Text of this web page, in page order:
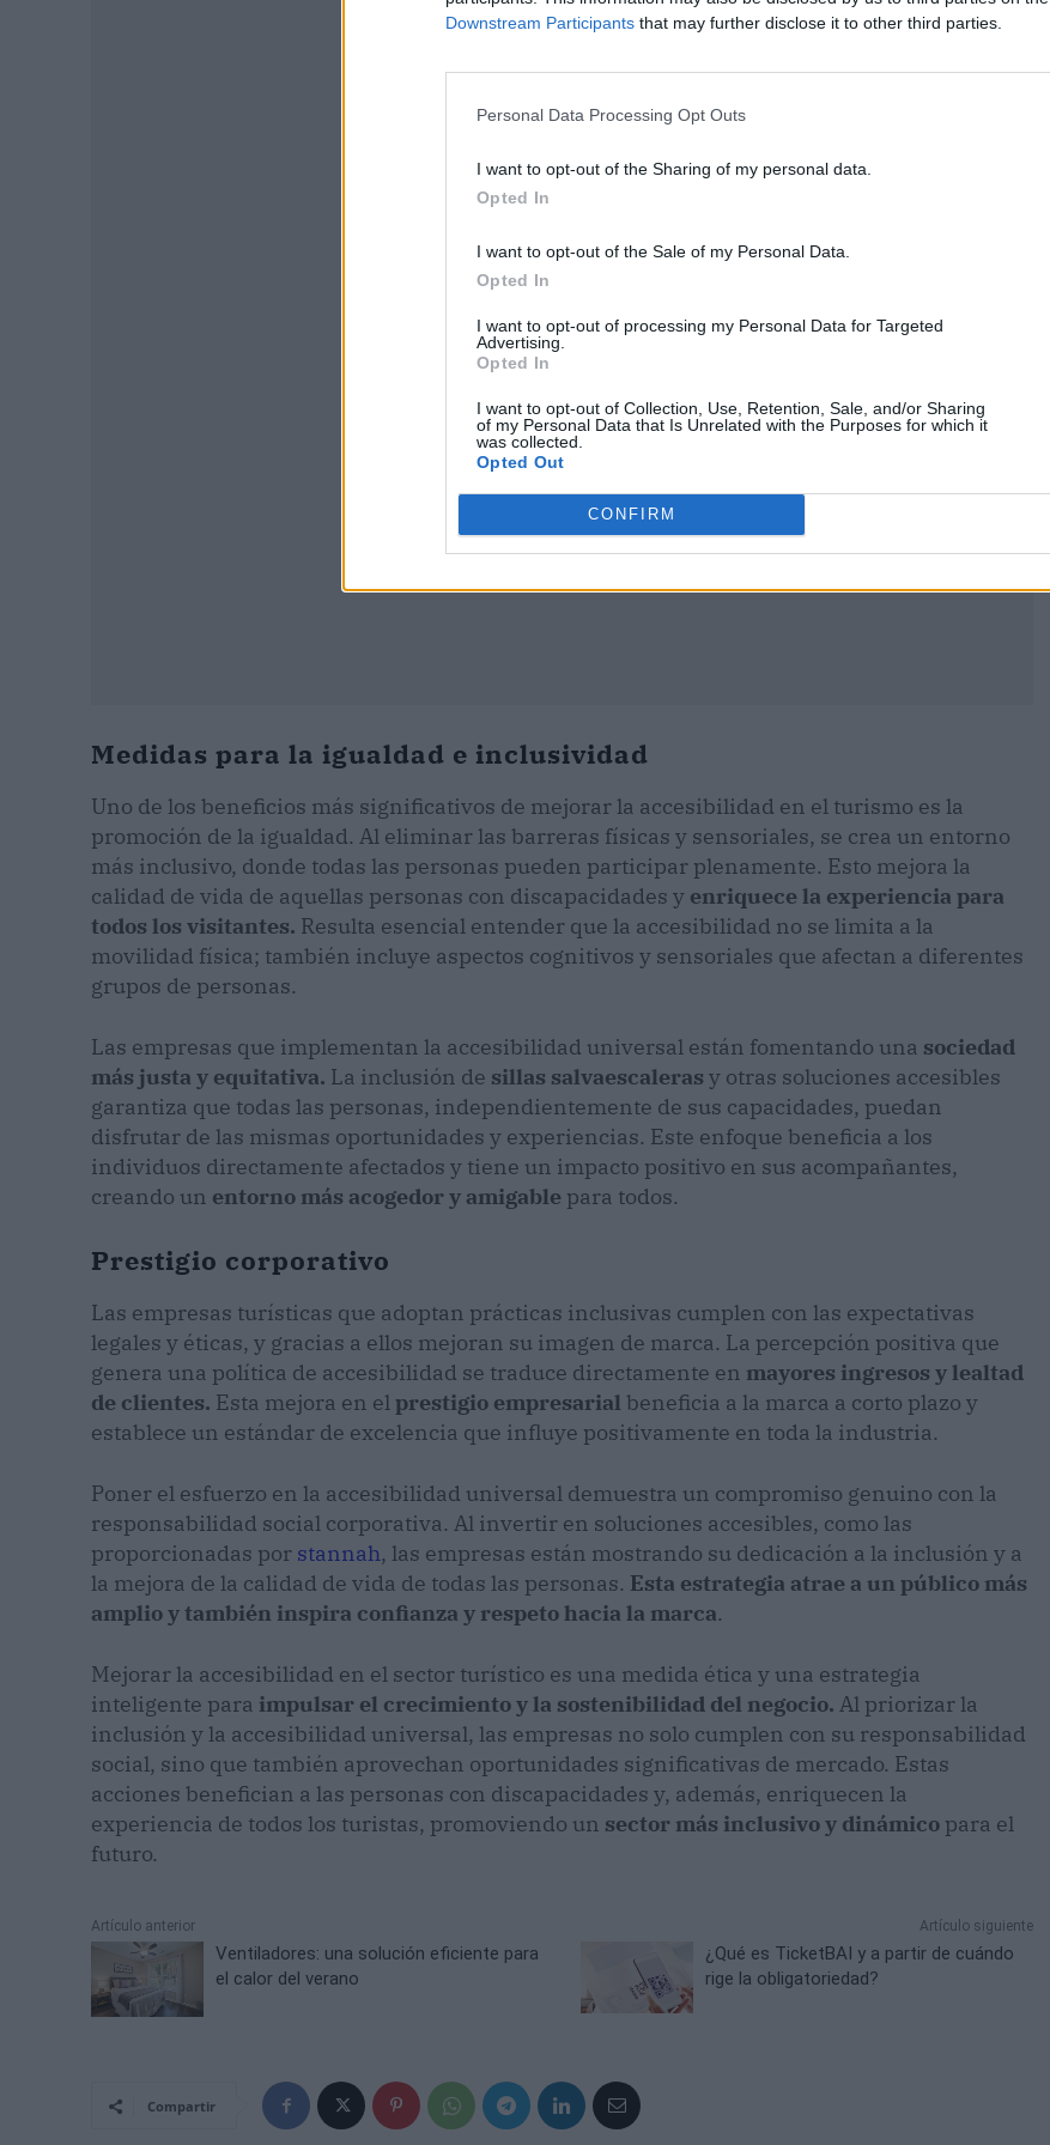
Downstream Participants that may further disclose it to other third parties.
Personal Data Processing Opt Outs
I want to opt-out of the Sharing of my personal data.
Opted In
I want to opt-out of the Sale of my Personal Data.
Opted In
I want to opt-out of processing my Personal Data for Targeted
Advertising.
Opted In
I want to opt-out of Collection, Use, Retention, Sale, and/or Sharing
of my Personal Data that Is Unrelated with the Purposes for which it
was collected.
Opted Out
CONFIRM
Publicidad
Medidas para la igualdad e inclusividad
Uno de los beneficios más significativos de mejorar la accesibilidad en el turismo es la
promoción de la igualdad. Al eliminar las barreras físicas y sensoriales, se crea un entorno
más inclusivo, donde todas las personas pueden participar plenamente. Esto mejora la
calidad de vida de aquellas personas con discapacidades y enriquece la experiencia para
todos los visitantes. Resulta esencial entender que la accesibilidad no se limita a la
movilidad física; también incluye aspectos cognitivos y sensoriales que afectan a diferentes
grupos de personas.
Las empresas que implementan la accesibilidad universal están fomentando una sociedad
más justa y equitativa. La inclusión de sillas salvaescaleras y otras soluciones accesibles
garantiza que todas las personas, independientemente de sus capacidades, puedan
disfrutar de las mismas oportunidades y experiencias. Este enfoque beneficia a los
individuos directamente afectados y tiene un impacto positivo en sus acompañantes,
creando un entorno más acogedor y amigable para todos.
Prestigio corporativo
Las empresas turísticas que adoptan prácticas inclusivas cumplen con las expectativas
legales y éticas, y gracias a ellos mejoran su imagen de marca. La percepción positiva que
genera una política de accesibilidad se traduce directamente en mayores ingresos y lealtad
de clientes. Esta mejora en elprestigio empresarial beneficia a la marca a corto plazo y
establece un estándar de excelencia que influye positivamente en toda la industria.
Poner el esfuerzo en la accesibilidad universal demuestra un compromiso genuino con la
responsabilidad social corporativa. Al invertir en soluciones accesibles, como las
proporcionadas por stannah, las empresas están mostrando su dedicación a la inclusión y a
la mejora de la calidad de vida de todas las personas. Esta estrategia atrae a un público más
amplio y también inspira confianza y respeto hacia la marca.
Mejorar la accesibilidad en el sector turístico es una medida ética y una estrategia
inteligente para impulsar el crecimiento y la sostenibilidad del negocio. Al priorizar la
inclusión y la accesibilidad universal, las empresas no solo cumplen con su responsabilidad
social, sino que también aprovechan oportunidades significativas de mercado. Estas
acciones benefician a las personas con discapacidades y, además, enriquecen la
experiencia de todos los turistas, promoviendo un sector más inclusivo y dinámico para el
futuro.
Artículo anterior
Ventiladores: una solución eficiente para
el calor del verano
Artículo siguiente
¿Qué es TicketBAI y a partir de cuándo
rige la obligatoriedad?
Compartir